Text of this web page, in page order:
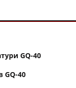
GQ-40
GQ-40